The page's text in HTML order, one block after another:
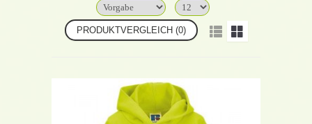
PRODUKTVERGLEICH (0)